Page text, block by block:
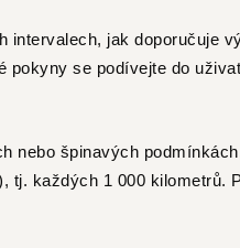
intervalech, jak doporučuje
pokyny se podívejte do
nebo špinavých
tj. každých 1 000 kilometrů.